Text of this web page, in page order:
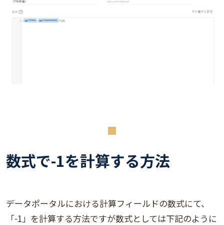
数式で-1を計算する方法
データポータルにおける計算フィールドの数式にて、
「-1」を計算する方法ですが数式としては下記のように